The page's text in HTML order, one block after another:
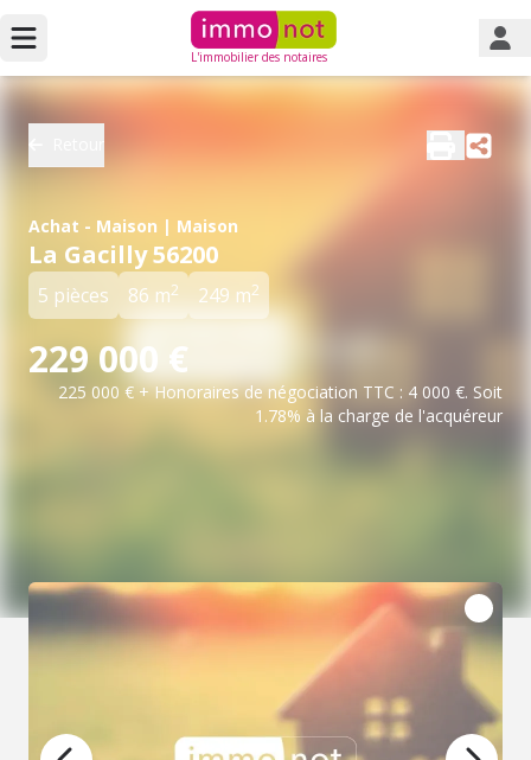
L'immobilier des notaires
Achat - Maison | Maison
La Gacilly 56200
5 pièces 86 m2 249 m2
229 000 €
225 000 € + Honoraires de négociation TTC : 4 000 €. Soit
1.78% à la charge de l'acquéreur